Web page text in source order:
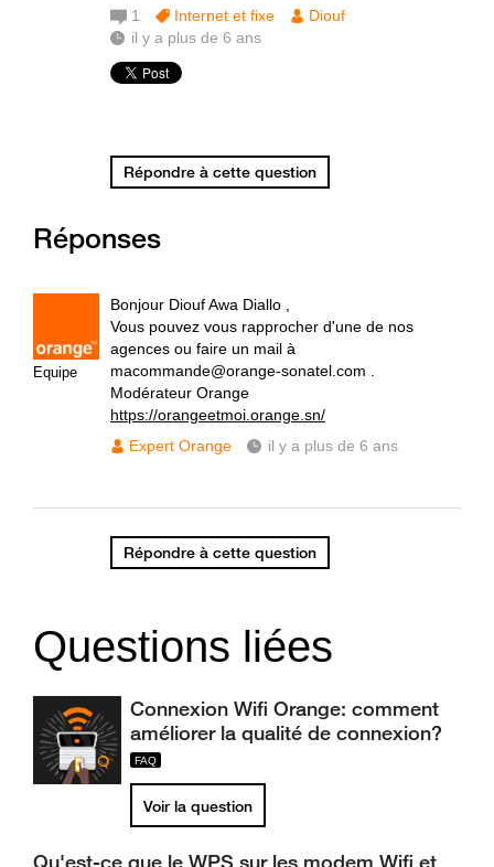
1 Internet et fixe
Diouf
il y a plus de 6 ans
Répondre à cette question
Réponses
Equipe
Bonjour Diouf Awa Diallo ,
Vous pouvez vous rapprocher d'une de nos
agences ou faire un mail à
macommande@orange-sonatel.com .
Modérateur Orange
https://orangeetmoi.orange.sn/
Expert Orange
il y a plus de 6 ans
Répondre à cette question
Questions liées
Connexion Wifi Orange: comment
améliorer la qualité de connexion?
Voir la question
Qu'est-ce que le WPS sur les modem Wifi et